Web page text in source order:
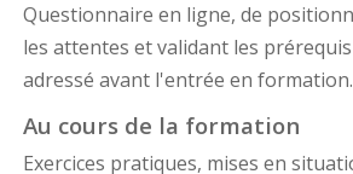
Questionnaire en ligne, de
les attentes et validant les
adressé avant l'entrée en formation.
Au cours de la formation
Exercices pratiques, mises en